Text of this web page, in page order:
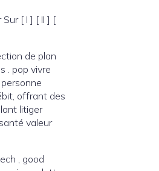
[ I ] [ II ] [
de plan
. pop vivre
offrant des
litiger
valeur
, good